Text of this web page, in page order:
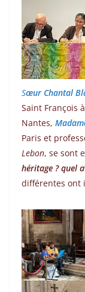
Sœur Chantal
Saint François
Nantes,
Paris et
Lebon, se sont
héritage ? quel
différentes ont